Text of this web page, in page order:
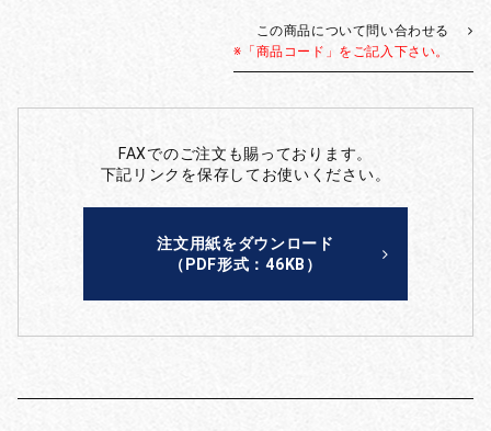
この商品について問い合わせる
※「商品コード」をご記入下さい。
FAXでのご注文も賜っております。
下記リンクを保存してお使いください。
注文用紙をダウンロード
（PDF形式：46KB）